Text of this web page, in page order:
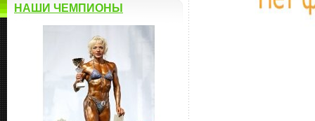
НАШИ ЧЕМПИОНЫ